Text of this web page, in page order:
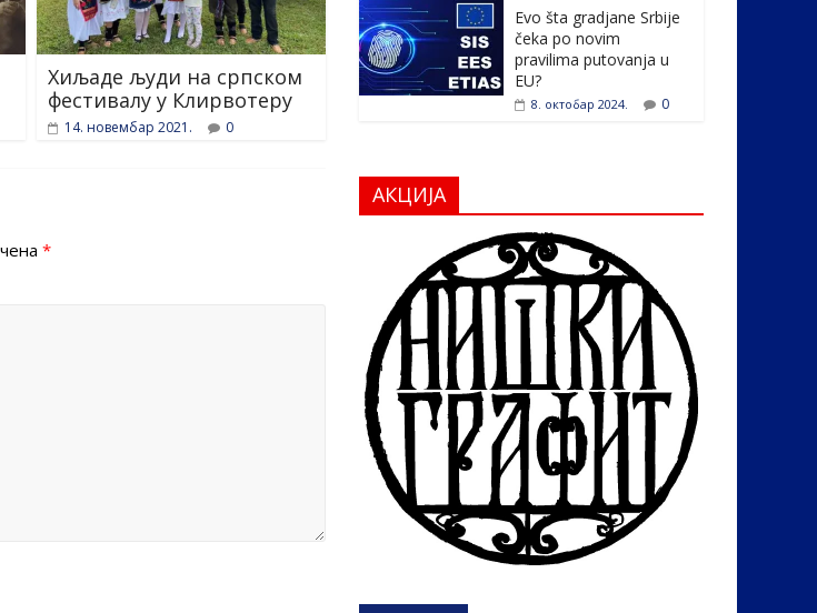
Хиљаде људи на српском
фестивалу у Клирвотеру
14. новембар 2021. 0
*
Evo šta gradjane Srbije
čeka po novim
pravilima putovanja u
EU?
8. октобар 2024. 0
АКЦИЈА